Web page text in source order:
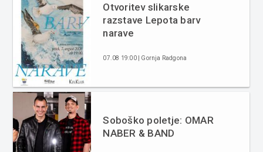
Otvoritev slikarske
razstave Lepota barv
narave
07.08 19:00 | Gornja Radgona
Soboško poletje: OMAR
NABER & BAND